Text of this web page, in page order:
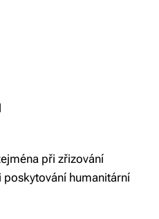
při zřizování
humanitární